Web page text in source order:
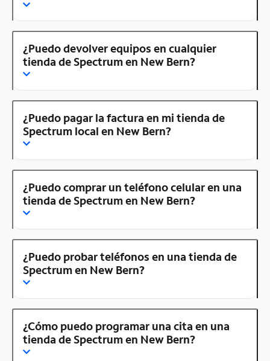
¿Puedo devolver equipos en cualquier
tienda de Spectrum en New Bern?
¿Puedo pagar la factura en mi tienda de
Spectrum local en New Bern?
¿Puedo comprar un teléfono celular en una
tienda de Spectrum en New Bern?
¿Puedo probar teléfonos en una tienda de
Spectrum en New Bern?
¿Cómo puedo programar una cita en una
tienda de Spectrum en New Bern?